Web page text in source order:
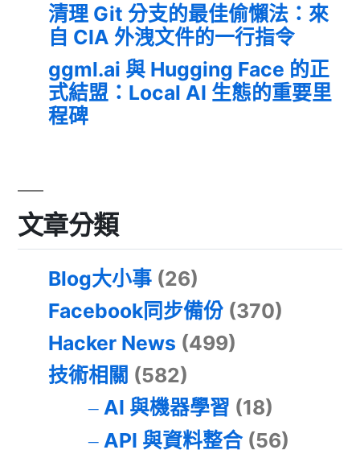
清理 Git 分支的最佳偷懶法：來
自 CIA 外洩文件的一行指令
ggml.ai 與 Hugging Face 的正
式結盟：Local AI 生態的重要里
程碑
文章分類
Blog大小事 (26)
Facebook同步備份 (370)
Hacker News (499)
技術相關 (582)
AI 與機器學習 (18)
API 與資料整合(56)